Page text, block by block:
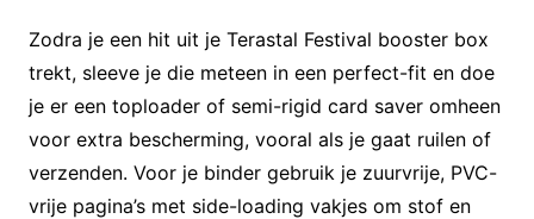
Zodra je een hit uit je Terastal Festival booster box
trekt, sleeve je die meteen in een perfect-fit en doe
je er een toploader of semi-rigid card saver omheen
voor extra bescherming, vooral als je gaat ruilen of
verzenden. Voor je binder gebruik je zuurvrije, PVC-
vrije pagina’s met side-loading vakjes om stof en